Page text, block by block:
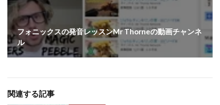
フォニックスの発音レッスンMr Thorneの動画チャンネ
ル
関連する記事